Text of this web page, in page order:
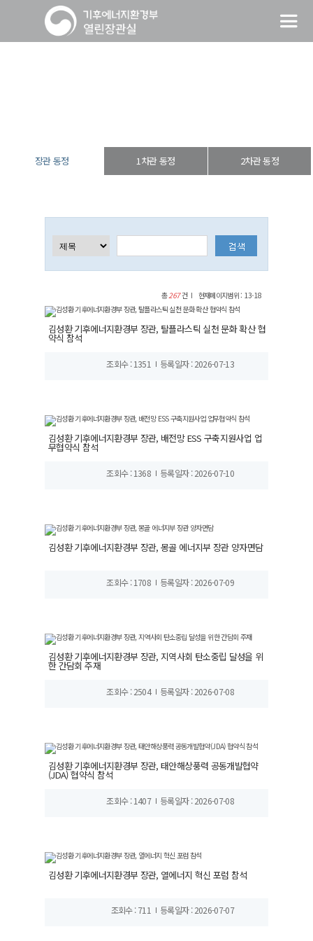
장관 동정 1차관 동정 2차관 동정
총267건 현재페이지범위 : 13-18
김성환 기후에너지환경부 장관, 탈플라스틱 실천 문화 확산 협
약식 참석
조회수 : 1351 등록일자 : 2026-07-13
김성환 기후에너지환경부 장관, 배전망 ESS 구축지원사업 업
무협약식 참석
조회수 : 1368 등록일자 : 2026-07-10
김성환 기후에너지환경부 장관, 몽골 에너지부 장관 양자면담
조회수 : 1708 등록일자 : 2026-07-09
김성환 기후에너지환경부 장관, 지역사회 탄소중립 달성을 위
한 간담회 주재
조회수 : 2504 등록일자 : 2026-07-08
김성환 기후에너지환경부 장관, 태안해상풍력 공동개발협약
(JDA) 협약식 참석
조회수 : 1407 등록일자 : 2026-07-08
김성환 기후에너지환경부 장관, 열에너지 혁신 포럼 참석
조회수 : 711 등록일자 : 2026-07-07